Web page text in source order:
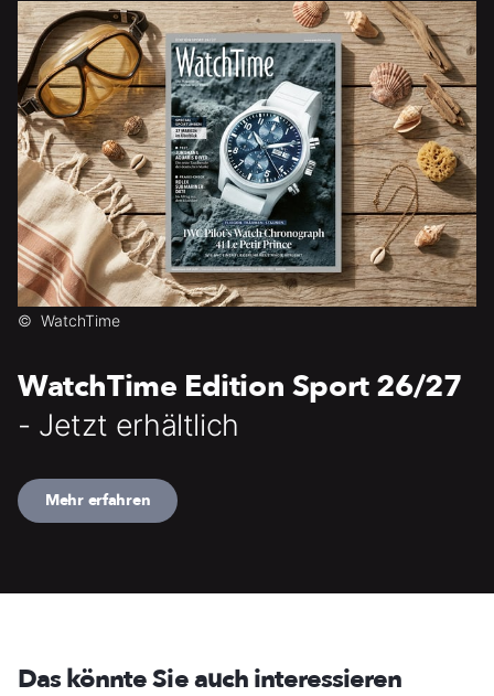
© WatchTime
WatchTime Edition Sport 26/27
- Jetzt erhältlich
Mehr erfahren
Das könnte Sie auch interessieren